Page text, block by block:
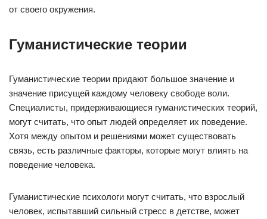
от своего окружения.
Гуманистические теории
Гуманистические теории придают большое значение и
значение присущей каждому человеку свободе воли.
Специалисты, придерживающиеся гуманистических теорий,
могут считать, что опыт людей определяет их поведение.
Хотя между опытом и решениями может существовать
связь, есть различные факторы, которые могут влиять на
поведение человека.
Гуманистические психологи могут считать, что взрослый
человек, испытавший сильный стресс в детстве, может